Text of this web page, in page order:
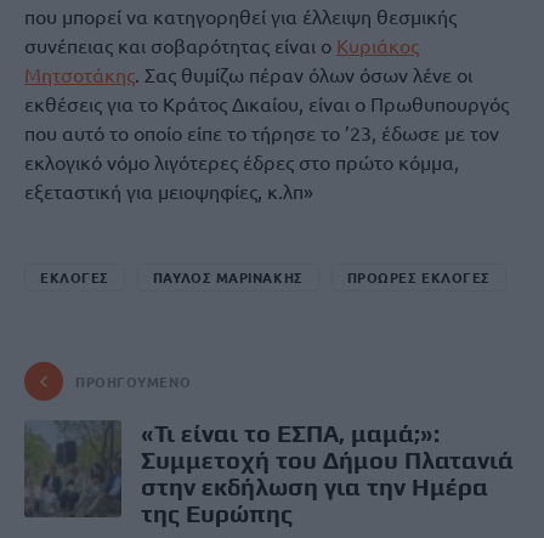
που μπορεί να κατηγορηθεί για έλλειψη θεσμικής
συνέπειας και σοβαρότητας είναι ο Κυριάκος
Μητσοτάκης. Σας θυμίζω πέραν όλων όσων λένε οι
εκθέσεις για το Κράτος Δικαίου, είναι ο Πρωθυπουργός
που αυτό το οποίο είπε το τήρησε το ’23, έδωσε με τον
εκλογικό νόμο λιγότερες έδρες στο πρώτο κόμμα,
εξεταστική για μειοψηφίες, κ.λπ»
ΕΚΛΟΓΕΣ ΠΑΥΛΟΣ ΜΑΡΙΝΑΚΗΣ ΠΡΟΩΡΕΣ ΕΚΛΟΓΕΣ
ΠΡΟΗΓΟΎΜΕΝΟ
«Τι είναι το ΕΣΠΑ, μαμά;»:
Συμμετοχή του Δήμου Πλατανιά
στην εκδήλωση για την Ημέρα
της Ευρώπης